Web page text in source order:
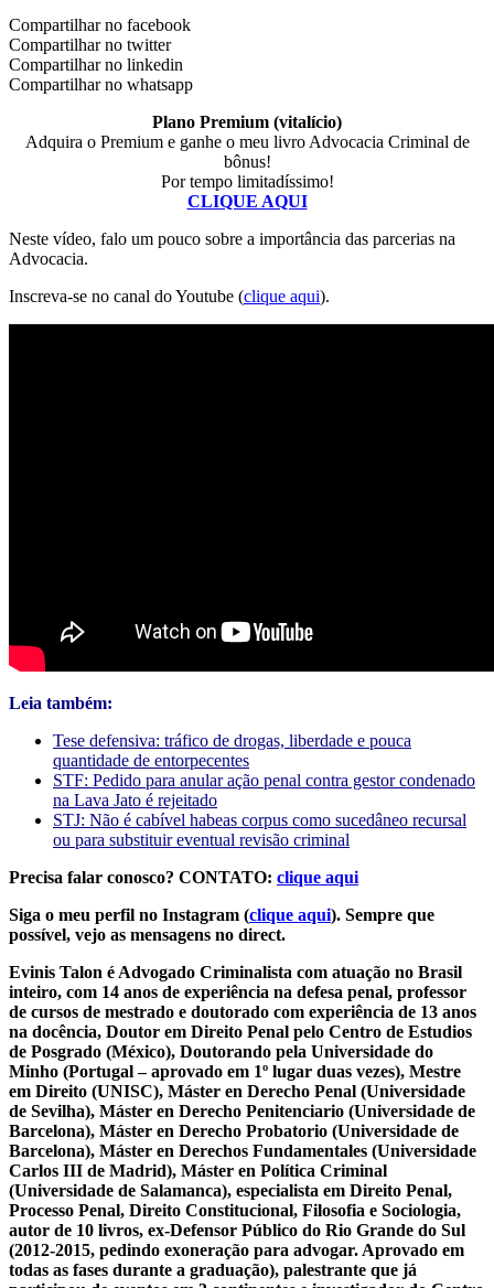
Compartilhar no facebook
Compartilhar no twitter
Compartilhar no linkedin
Compartilhar no whatsapp
Plano Premium (vitalício)
Adquira o Premium e ganhe o meu livro Advocacia Criminal de
bônus!
Por tempo limitadíssimo!
CLIQUE AQUI
Neste vídeo, falo um pouco sobre a importância das parcerias na
Advocacia.
Inscreva-se no canal do Youtube (clique aqui).
Leia também:
Tese defensiva: tráfico de drogas, liberdade e pouca
quantidade de entorpecentes
STF: Pedido para anular ação penal contra gestor condenado
na Lava Jato é rejeitado
STJ: Não é cabível habeas corpus como sucedâneo recursal
ou para substituir eventual revisão criminal
Precisa falar conosco? CONTATO: clique aqui
Siga o meu perfil no Instagram (clique aqui). Sempre que
possível, vejo as mensagens no direct.
Evinis Talon é Advogado Criminalista com atuação no Brasil
inteiro, com 14 anos de experiência na defesa penal, professor
de cursos de mestrado e doutorado com experiência de 13 anos
na docência, Doutor em Direito Penal pelo Centro de Estudios
de Posgrado (México), Doutorando pela Universidade do
Minho (Portugal – aprovado em 1º lugar duas vezes), Mestre
em Direito (UNISC), Máster en Derecho Penal (Universidade
de Sevilha), Máster en Derecho Penitenciario (Universidade de
Barcelona), Máster en Derecho Probatorio (Universidade de
Barcelona), Máster en Derechos Fundamentales (Universidade
Carlos III de Madrid), Máster en Política Criminal
(Universidade de Salamanca), especialista em Direito Penal,
Processo Penal, Direito Constitucional, Filosofia e Sociologia,
autor de 10 livros, ex-Defensor Público do Rio Grande do Sul
(2012-2015, pedindo exoneração para advogar. Aprovado em
todas as fases durante a graduação), palestrante que já